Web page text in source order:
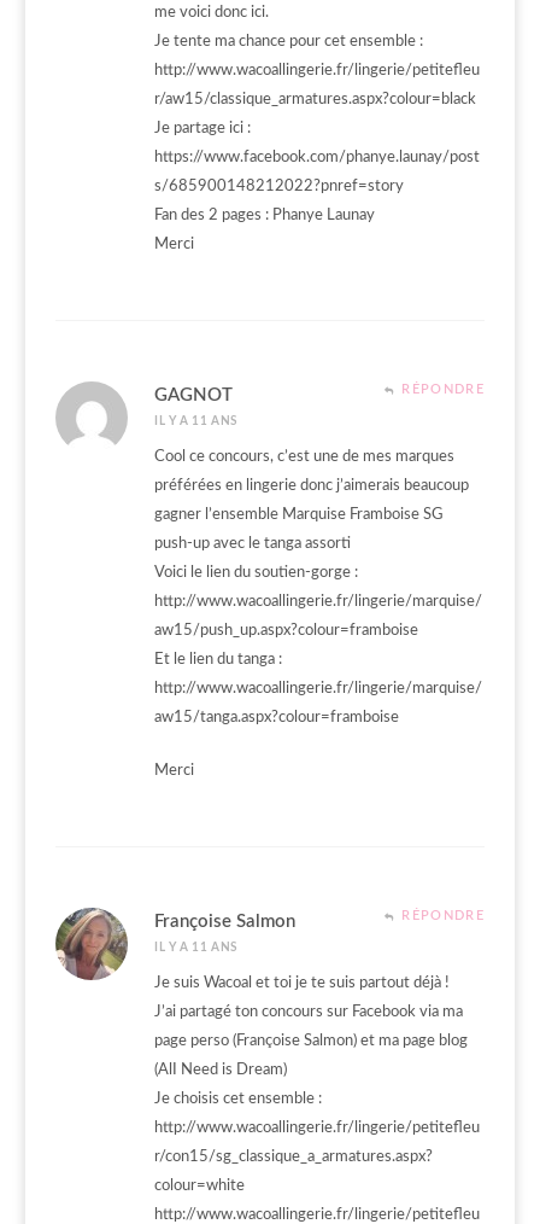
me voici donc ici.
Je tente ma chance pour cet ensemble :
http://www.wacoallingerie.fr/lingerie/petitefleu
r/aw15/classique_armatures.aspx?colour=black
Je partage ici :
https://www.facebook.com/phanye.launay/post
s/685900148212022?pnref=story
Fan des 2 pages : Phanye Launay
Merci
GAGNOT
IL Y A 11 ANS
RÉPONDRE
Cool ce concours, c’est une de mes marques
préférées en lingerie donc j’aimerais beaucoup
gagner l’ensemble Marquise Framboise SG
push-up avec le tanga assorti
Voici le lien du soutien-gorge :
http://www.wacoallingerie.fr/lingerie/marquise/
aw15/push_up.aspx?colour=framboise
Et le lien du tanga :
http://www.wacoallingerie.fr/lingerie/marquise/
aw15/tanga.aspx?colour=framboise
Merci
Françoise Salmon
IL Y A 11 ANS
RÉPONDRE
Je suis Wacoal et toi je te suis partout déjà !
J’ai partagé ton concours sur Facebook via ma
page perso (Françoise Salmon) et ma page blog
(AlI Need is Dream)
Je choisis cet ensemble :
http://www.wacoallingerie.fr/lingerie/petitefleu
r/con15/sg_classique_a_armatures.aspx?
colour=white
http://www.wacoallingerie.fr/lingerie/petitefleu